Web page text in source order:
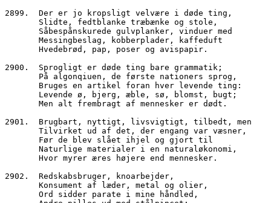
2899.  Der er jo kropsligt velvære i døde ting,
       Slidte, fedtblanke træbænke og stole,
       Såbespånskurede gulvplanker, vinduer med
       Messingbeslag, kobberplader, kaffeduft
       Hvedebrød, pap, poser og avispapir.
2900.  Sprogligt er døde ting bare grammatik;
       På algonqiuen, de første nationers sprog,
       Bruges en artikel foran hver levende ting:
       Levende ø, bjerg, æble, sø, blomst, bugt;
       Men alt frembragt af mennesker er dødt.
2901.  Brugbart, nyttigt, livsvigtigt, tilbedt, men
       Tilvirket ud af det, der engang var væsner,
       Før de blev slået ihjel og gjort til
       Naturlige materialer i en naturaløkonomi,
       Hvor myrer æres højere end mennesker.
2902.  Redskabsbruger, knoarbejder,
       Konsument af læder, metal og olier,
       Ord sidder parate i mine håndled,